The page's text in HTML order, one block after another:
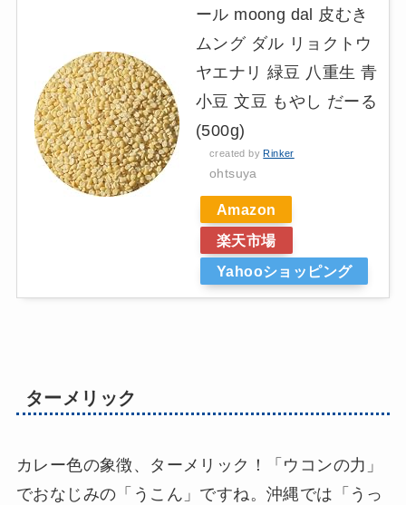
ール moong dal 皮むき
ムング ダル リョクトウ
ヤエナリ 緑豆 八重生 青
小豆 文豆 もやし だーる
(500g)
created byRinker
ohtsuya
Amazon
楽天市場
Yahooショッピング
ターメリック
カレー色の象徴、ターメリック！「ウコンの力」
でおなじみの「うこん」ですね。沖縄では「うっ